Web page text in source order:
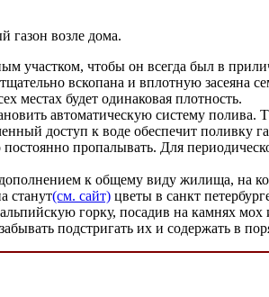
газон возле дома.
участком, чтобы он всегда был в
вскопана и вплотную
местах будет одинаковая плотность.
автоматическую систему
доступ к воде обеспечит поливку
пропалывать. Для
к общему виду жилища, на
станут(см. сайт) цветы в санкт
горку, посадив на камнях мох
подстригать их и содержать в